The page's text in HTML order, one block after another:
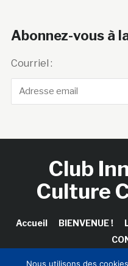
Abonnez-vous à
Courriel :
Club
Culture
Accueil BIENVENUE !
Nous utilisons des